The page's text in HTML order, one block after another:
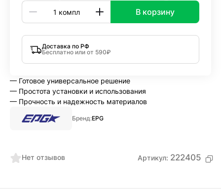
Нет отзывов Артикул: 222405
В корзину
Доставка по РФ
Бесплатно или от 590₽
— Готовое универсальное решение
— Простота установки и использования
— Прочность и надежность материалов
Бренд:EPG